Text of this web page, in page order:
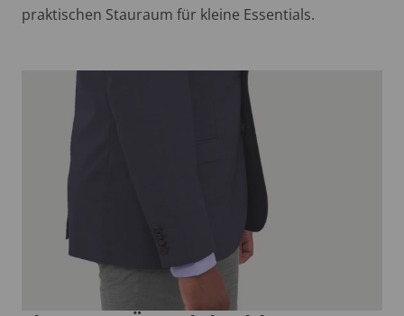
praktischen Stauraum für kleine Essentials.